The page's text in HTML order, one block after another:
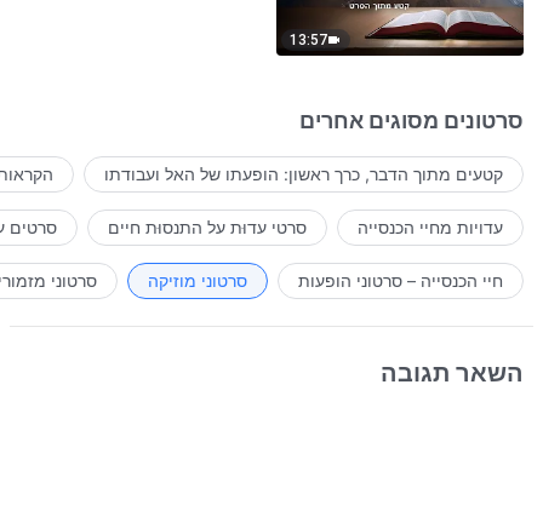
13:57
סרטונים מסוגים אחרים
קטעים מתוך הדבר, כרך ראשון: הופעתו של האל ועבודתו
עדויות מחיי הכנסייה סרטי עדוּת על התנסוּת חיים סרטים
חיי הכנסייה – סרטוני הופעות סרטוני מוזיקה סרטוני
השאר תגובה